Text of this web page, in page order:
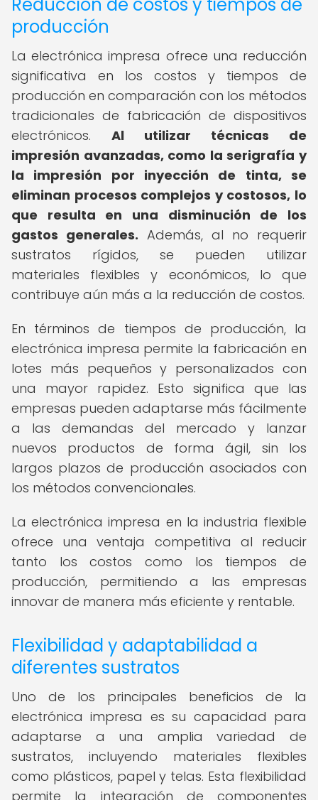
producción
La electrónica impresa ofrece una reducción
significativa en los costos y tiempos de
producción en comparación con los métodos
tradicionales de fabricación de dispositivos
electrónicos. Al utilizar técnicas de
impresión avanzadas, como la serigrafía y
la impresión por inyección de tinta, se
eliminan procesos complejos y costosos, lo
que resulta en una disminución de los
gastos generales. Además, al no requerir
sustratos rígidos, se pueden utilizar
materiales flexibles y económicos, lo que
contribuye aún más a la reducción de costos.
En términos de tiempos de producción, la
electrónica impresa permite la fabricación en
lotes más pequeños y personalizados con
una mayor rapidez. Esto significa que las
empresas pueden adaptarse más fácilmente
a las demandas del mercado y lanzar
nuevos productos de forma ágil, sin los
largos plazos de producción asociados con
los métodos convencionales.
La electrónica impresa en la industria flexible
ofrece una ventaja competitiva al reducir
tanto los costos como los tiempos de
producción, permitiendo a las empresas
innovar de manera más eficiente y rentable.
Flexibilidad y adaptabilidad a
diferentes sustratos
Uno de los principales beneficios de la
electrónica impresa es su capacidad para
adaptarse a una amplia variedad de
sustratos, incluyendo materiales flexibles
como plásticos, papel y telas. Esta flexibilidad
permite la integración de componentes